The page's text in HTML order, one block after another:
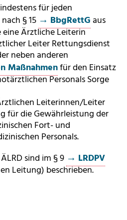
für jeden
§ 15
BbgRettGaus
Ärztliche Leiterin
Leiter Rettungsdienst
neben anderen
Maßnahmenfür den Einsatz
Personals Sorge
Leiterinnen/Leiter
für die Gewährleistung der
Fort- und
Personals.
sind im § 9
LRDPV
Leitung) beschrieben.